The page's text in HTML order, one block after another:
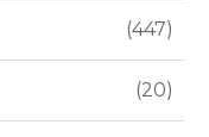
447
20